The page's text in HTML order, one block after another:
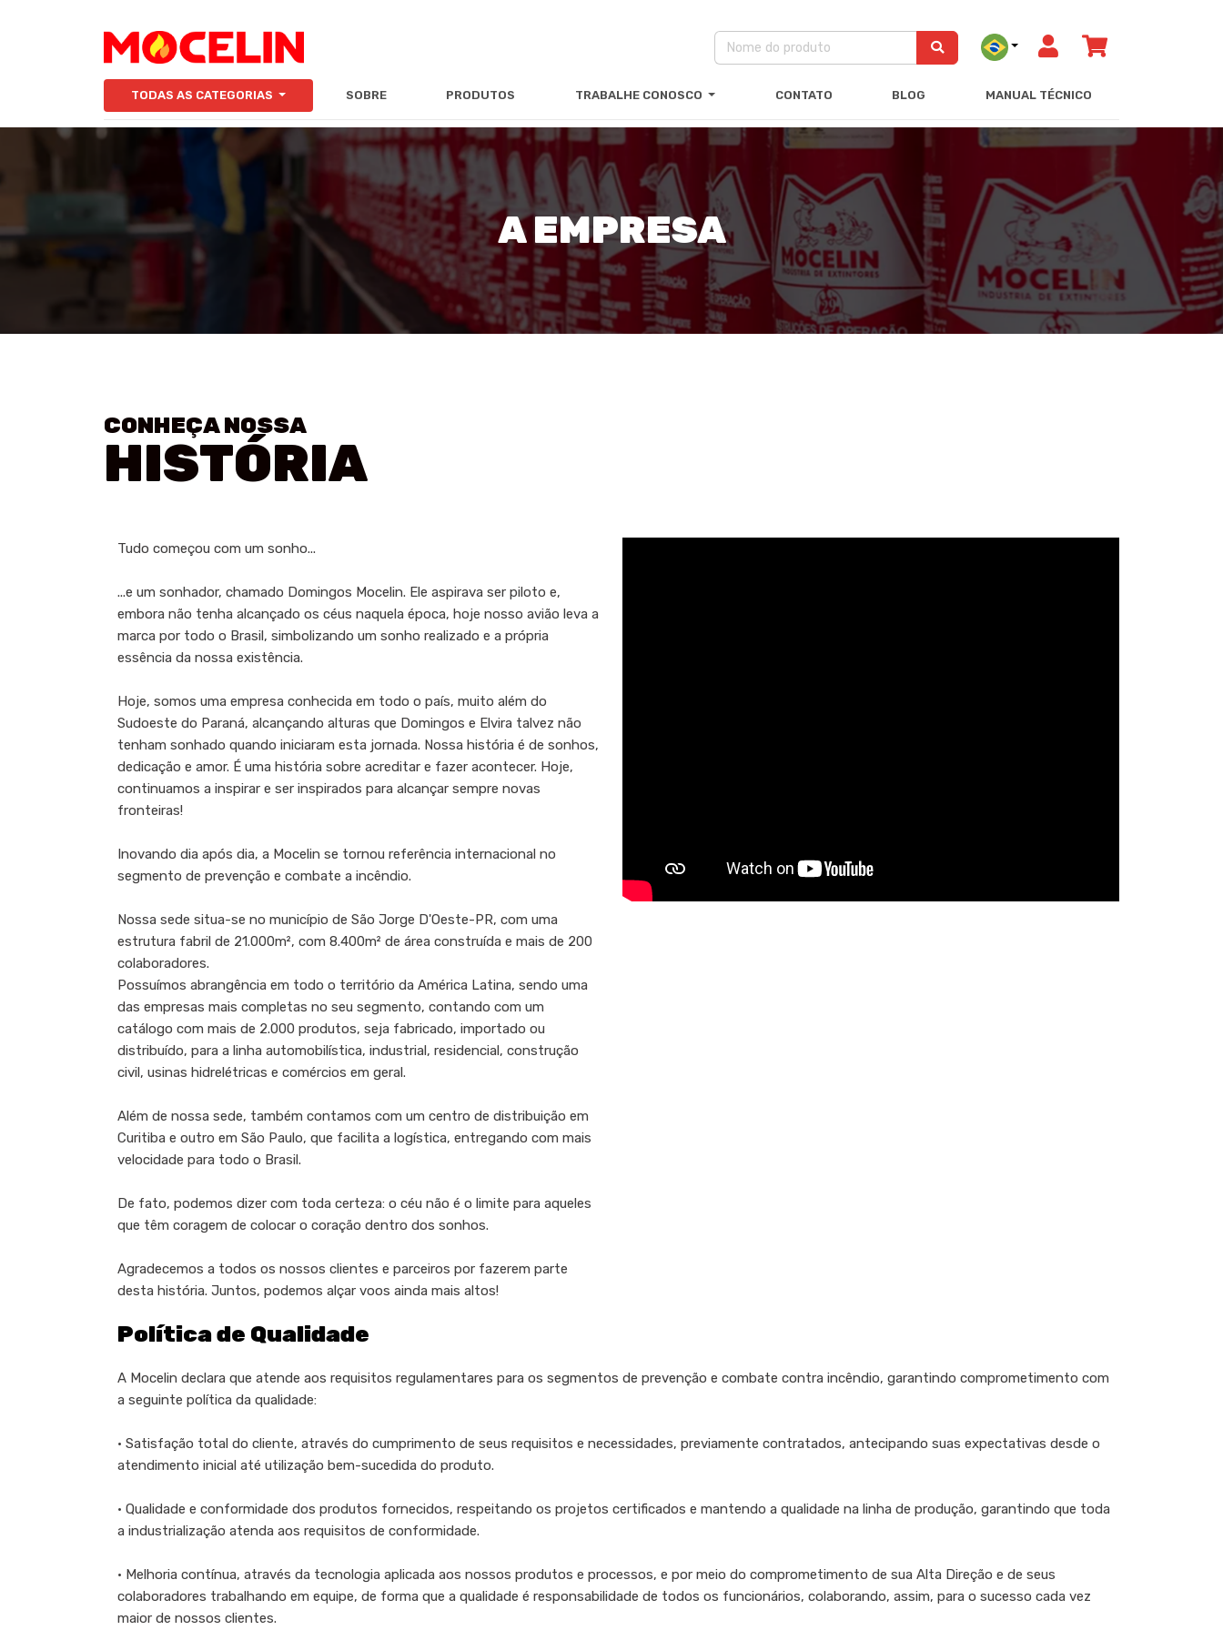
TODAS AS CATEGORIAS SOBRE PRODUTOS TRABALHE CONOSCO CONTATO BLOG MANUAL TÉCNICO
A EMPRESA
CONHEÇA NOSSA
HISTÓRIA
Tudo começou com um sonho...
...e um sonhador, chamado Domingos Mocelin. Ele aspirava ser piloto e,
embora não tenha alcançado os céus naquela época, hoje nosso avião leva a
marca por todo o Brasil, simbolizando um sonho realizado e a própria
essência da nossa existência.
Hoje, somos uma empresa conhecida em todo o país, muito além do
Sudoeste do Paraná, alcançando alturas que Domingos e Elvira talvez não
tenham sonhado quando iniciaram esta jornada. Nossa história é de sonhos,
dedicação e amor. É uma história sobre acreditar e fazer acontecer. Hoje,
continuamos a inspirar e ser inspirados para alcançar sempre novas
fronteiras!
Inovando dia após dia, a Mocelin se tornou referência internacional no
segmento de prevenção e combate a incêndio.
Nossa sede situa-se no município de São Jorge D'Oeste-PR, com uma
estrutura fabril de 21.000m², com 8.400m² de área construída e mais de 200
colaboradores.
Possuímos abrangência em todo o território da América Latina, sendo uma
das empresas mais completas no seu segmento, contando com um
catálogo com mais de 2.000 produtos, seja fabricado, importado ou
distribuído, para a linha automobilística, industrial, residencial, construção
civil, usinas hidrelétricas e comércios em geral.
Além de nossa sede, também contamos com um centro de distribuição em
Curitiba e outro em São Paulo, que facilita a logística, entregando com mais
velocidade para todo o Brasil.
De fato, podemos dizer com toda certeza: o céu não é o limite para aqueles
que têm coragem de colocar o coração dentro dos sonhos.
Agradecemos a todos os nossos clientes e parceiros por fazerem parte
desta história. Juntos, podemos alçar voos ainda mais altos!
Política de Qualidade
A Mocelin declara que atende aos requisitos regulamentares para os segmentos de prevenção e combate contra incêndio, garantindo comprometimento com
a seguinte política da qualidade:
• Satisfação total do cliente, através do cumprimento de seus requisitos e necessidades, previamente contratados, antecipando suas expectativas desde o
atendimento inicial até utilização bem-sucedida do produto.
• Qualidade e conformidade dos produtos fornecidos, respeitando os projetos certificados e mantendo a qualidade na linha de produção, garantindo que toda
a industrialização atenda aos requisitos de conformidade.
• Melhoria contínua, através da tecnologia aplicada aos nossos produtos e processos, e por meio do comprometimento de sua Alta Direção e de seus
colaboradores trabalhando em equipe, de forma que a qualidade é responsabilidade de todos os funcionários, colaborando, assim, para o sucesso cada vez
maior de nossos clientes.